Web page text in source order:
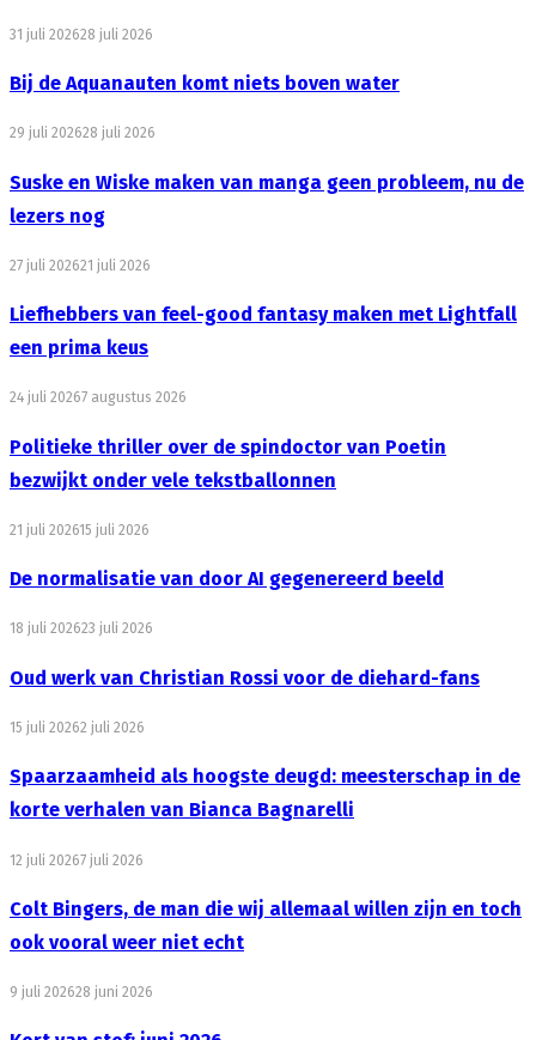
31 juli 202628 juli 2026
Bij de Aquanauten komt niets boven water
29 juli 202628 juli 2026
Suske en Wiske maken van manga geen probleem, nu de
lezers nog
27 juli 202621 juli 2026
Liefhebbers van feel-good fantasy maken met Lightfall
een prima keus
24 juli 20267 augustus 2026
Politieke thriller over de spindoctor van Poetin
bezwijkt onder vele tekstballonnen
21 juli 202615 juli 2026
De normalisatie van door AI gegenereerd beeld
18 juli 202623 juli 2026
Oud werk van Christian Rossi voor de diehard-fans
15 juli 20262 juli 2026
Spaarzaamheid als hoogste deugd: meesterschap in de
korte verhalen van Bianca Bagnarelli
12 juli 20267 juli 2026
Colt Bingers, de man die wij allemaal willen zijn en toch
ook vooral weer niet echt
9 juli 202628 juni 2026